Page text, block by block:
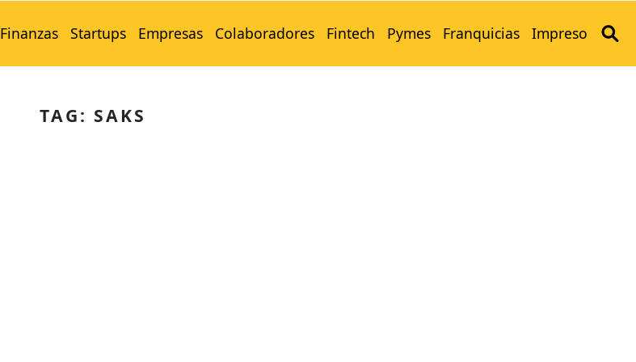
Finanzas Startups Empresas Colaboradores Fintech Pymes Franquicias Impreso
TAG: SAKS